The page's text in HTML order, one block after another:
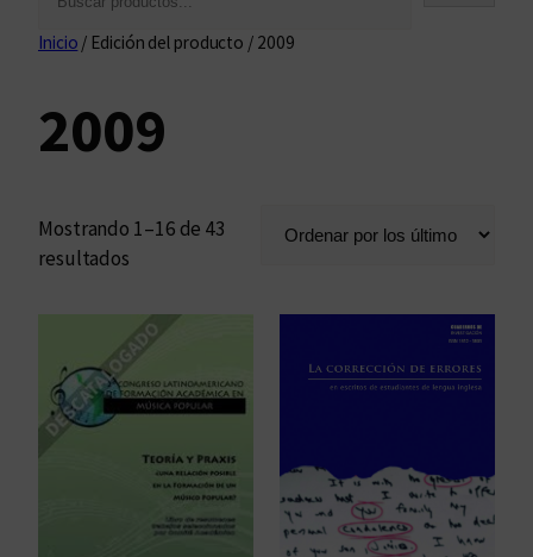
s
a
r
Inicio / Edición del producto / 2009
2009
Mostrando 1–16 de 43
resultados
d
e
n
a